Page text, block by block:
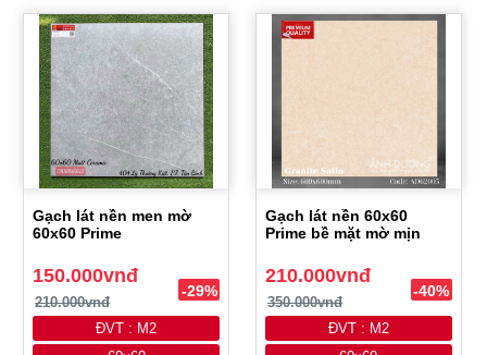
Gạch lát nền men mờ
60x60 Prime
150.000vnđ
210.000vnđ
-29%
ĐVT : M2
Gạch lát nền 60x60
Prime bề mặt mờ mịn
210.000vnđ
350.000vnđ
-40%
ĐVT : M2